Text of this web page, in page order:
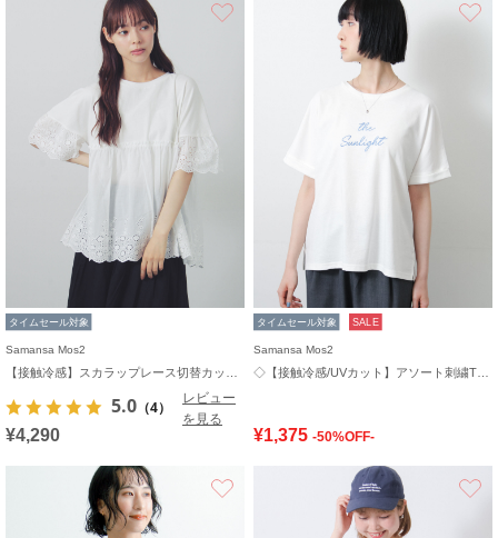
タイムセール対象
Samansa Mos2
5.0 （4）
レビュー
を見る
¥4,290
タイムセール対象 SALE
Samansa Mos2
¥1,375 -50%OFF-